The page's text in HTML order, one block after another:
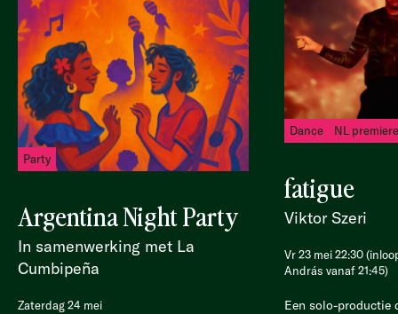
Party
Argentina Night Party
In samenwerking met La
Cumbipeña
Zaterdag 24 mei
Dance NL premiere
fatigue
Viktor Szeri
Vr 23 mei 22:30
András vanaf 21:45)
Een solo-productie